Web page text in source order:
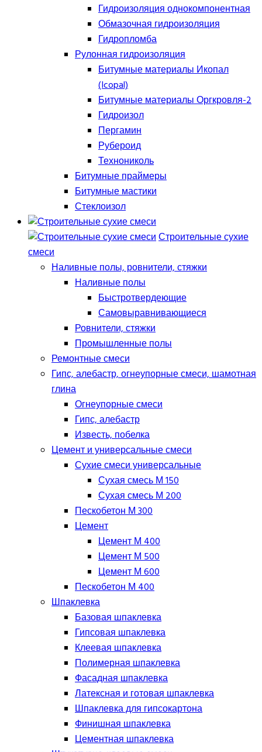
Гидроизоляция однокомпонентная
Обмазочная гидроизоляция
Гидропломба
Рулонная гидроизоляция
Битумные материалы Икопал
(Icopal)
Битумные материалы Оргкровля-2
Гидроизол
Пергамин
Рубероид
Технониколь
Битумные праймеры
Битумные мастики
Стеклоизол
Строительные сухие
смеси
Наливные полы, ровнители, стяжки
Наливные полы
Быстротвердеющие
Самовыравнивающиеся
Ровнители, стяжки
Промышленные полы
Ремонтные смеси
Гипс, алебастр, огнеупорные смеси, шамотная
глина
Огнеупорные смеси
Гипс, алебастр
Известь, побелка
Цемент и универсальные смеси
Сухие смеси универсальные
Сухая смесь М 150
Сухая смесь М 200
Пескобетон М 300
Цемент
Цемент М 400
Цемент М 500
Цемент М 600
Пескобетон М 400
Шпаклевка
Базовая шпаклевка
Гипсовая шпаклевка
Клеевая шпаклевка
Полимерная шпаклевка
Фасадная шпаклевка
Латексная и готовая шпаклевка
Шпаклевка для гипсокартона
Финишная шпаклевка
Цементная шпаклевка